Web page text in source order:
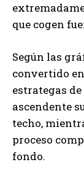
que cogen
Según las
convertido
estrategas
ascendente
techo,
proceso
fondo.